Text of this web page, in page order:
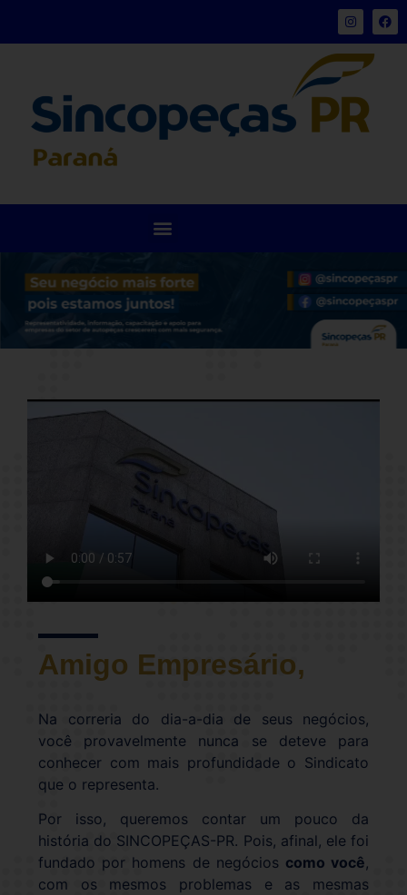
Amigo Empresário,
Na correria do dia-a-dia de seus negócios,
você provavelmente nunca se deteve para
conhecer com mais profundidade o Sindicato
que o representa.
Por isso, queremos contar um pouco da
história do SINCOPEÇAS-PR. Pois, afinal, ele foi
fundado por homens de negócios como você,
com os mesmos problemas e as mesmas